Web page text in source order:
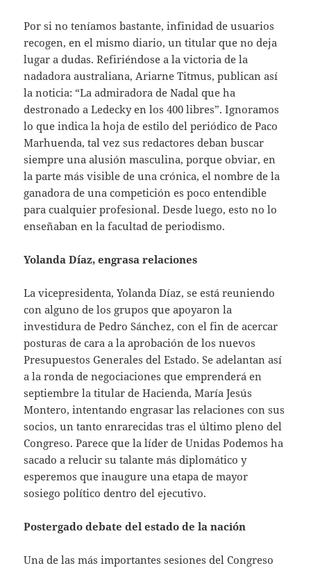
Por si no teníamos bastante, infinidad de usuarios
recogen, en el mismo diario, un titular que no deja
lugar a dudas. Refiriéndose a la victoria de la
nadadora australiana, Ariarne Titmus, publican así
la noticia: “La admiradora de Nadal que ha
destronado a Ledecky en los 400 libres”. Ignoramos
lo que indica la hoja de estilo del periódico de Paco
Marhuenda, tal vez sus redactores deban buscar
siempre una alusión masculina, porque obviar, en
la parte más visible de una crónica, el nombre de la
ganadora de una competición es poco entendible
para cualquier profesional. Desde luego, esto no lo
enseñaban en la facultad de periodismo.
Yolanda Díaz, engrasa relaciones
La vicepresidenta, Yolanda Díaz, se está reuniendo
con alguno de los grupos que apoyaron la
investidura de Pedro Sánchez, con el fin de acercar
posturas de cara a la aprobación de los nuevos
Presupuestos Generales del Estado. Se adelantan así
a la ronda de negociaciones que emprenderá en
septiembre la titular de Hacienda, María Jesús
Montero, intentando engrasar las relaciones con sus
socios, un tanto enrarecidas tras el último pleno del
Congreso. Parece que la líder de Unidas Podemos ha
sacado a relucir su talante más diplomático y
esperemos que inaugure una etapa de mayor
sosiego político dentro del ejecutivo.
Postergado debate del estado de la nación
Una de las más importantes sesiones del Congreso